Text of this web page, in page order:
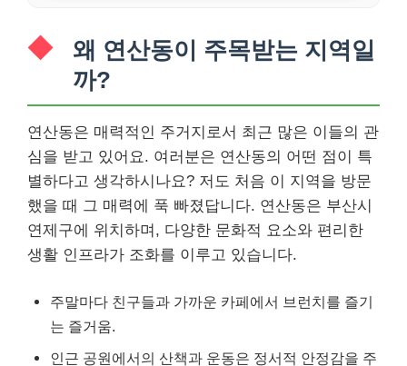
왜 연산동이 주목받는 지역일
까?
연산동은 매력적인 주거지로서 최근 많은 이들의 관
심을 받고 있어요. 여러분은 연산동의 어떤 점이 특
별하다고 생각하시나요? 저도 처음 이 지역을 방문
했을 때 그 매력에 푹 빠졌답니다. 연산동은 부산시
연제구에 위치하며, 다양한 문화적 요소와 편리한
생활 인프라가 조화를 이루고 있습니다.
주말마다 친구들과 가까운 카페에서 브런치를 즐기
는 즐거움.
인근 공원에서의 산책과 운동은 정서적 안정감을 주